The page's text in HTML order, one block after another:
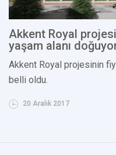
Akkent Royal
yaşam alanı
Akkent Royal projesinin
belli oldu.
20 Aralık 2017